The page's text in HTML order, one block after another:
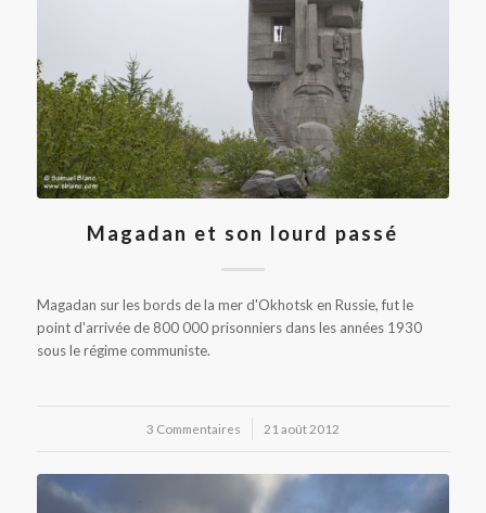
Magadan et son lourd passé
Magadan sur les bords de la mer d'Okhotsk en Russie, fut le
point d'arrivée de 800 000 prisonniers dans les années 1930
sous le régime communiste.
3 Commentaires
/ 21 août 2012